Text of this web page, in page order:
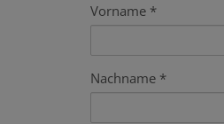
Vorname
Nachname